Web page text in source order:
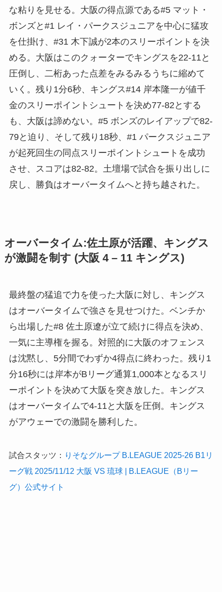
な粘りを見せる。大阪の得点源である#5 マット・
ボンズと#1 レイ・パークスジュニアを中心に猛攻
を仕掛け、#31 木下誠が2本のスリーポイントを決
める。大阪はこのクォーターでキングスを22-11と
圧倒し、二桁あった点差をみるみるうちに縮めて
いく。残り1分6秒、キングス#14 岸本隆一が値千
金のスリーポイントシュートを決め77-82とする
も、大阪は諦めない。#5 ボンズのレイアップで82-
79と迫り、そして残り18秒、#1 パークスジュニア
が起死回生の同点スリーポイントシュートを成功
させ、スコアは82-82。土壇場で試合を振り出しに
戻し、勝負はオーバータイムへと持ち越された。
オーバータイム:佐土原が活躍、キングス
が激闘を制す (大阪 4 – 11 キングス)
最終盤の猛追で力を使った大阪に対し、キングス
はオーバータイムで強さを見せつけた。ベンチか
ら出場した#8 佐土原遼が立て続けに得点を決め、
一気に主導権を握る。対照的に大阪のオフェンス
は沈黙し、5分間でわずか4得点に終わった。残り1
分16秒には岸本がBリーグ通算1,000本となるスリ
ーポイントを決めて大阪を突き放した。キングス
はオーバータイムで4-11と大阪を圧倒。キングス
がアウェーでの激闘を勝利した。
試合スタッツ： りそなグループ B.LEAGUE 2025-26 B1リ
ーグ戦 2025/11/12 大阪 VS 琉球 | B.LEAGUE（Bリー
グ）公式サイト